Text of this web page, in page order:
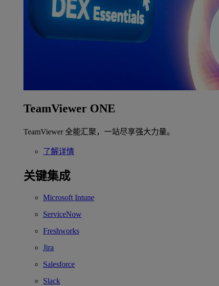
TeamViewer ONE
TeamViewer 全能汇聚，一站尽享强大力量。
了解详情
关键集成
Microsoft Intune
ServiceNow
Freshworks
Jira
Salesforce
Slack